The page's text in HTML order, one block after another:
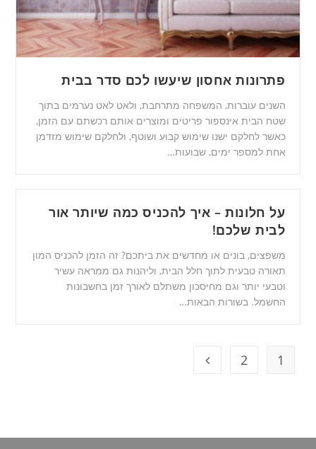
פתרונות אחסון שיעשו לכם סדר בבית
השנים עוברות, המשפחה מתרחבת, ולאט לאט נערמים בתוך
שטח הבית אינספור פריטים ומוצרים אותם רכשתם עם הזמן,
כאשר לחלקם ישנו שימוש קבוע ושוטף, ולחלקם שימוש מזדמן
אחת למספר ימים, שבועות…
על חלונות – איך להכניס כמה שיותר אור
לבית שלכם!
משפצים, בונים או מחדשים את ביתכם? זה הזמן להכניס המון
תאורה טבעית לתוך חלל הבית, וליהנות גם ממראה עשיר
וטבעי יותר וגם מחיסכון משתלם לאורך זמן בחשבונות
החשמל. בשורות הבאות…
1
2